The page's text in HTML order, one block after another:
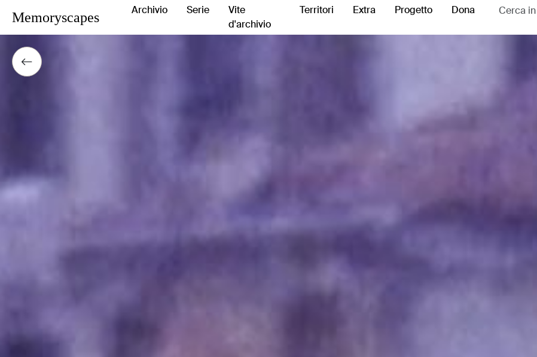
Memoryscapes Archivio Serie
Vite
d'archivio
Territori Extra Progetto Dona